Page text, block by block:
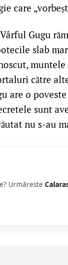
care
Gugu
slab
către
o poveste
sunt
nu s-au
Urmăreste